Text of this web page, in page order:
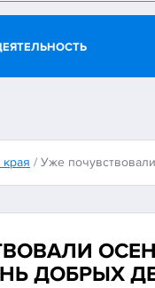
/ Уже
ДОБРЫХ